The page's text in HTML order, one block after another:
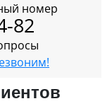
номер
82